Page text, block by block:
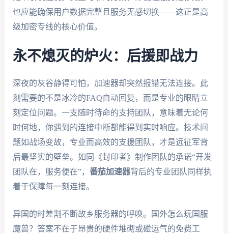
也应能确保用户数据完整且服务无感切换——这正是高
级加密专线的核心价值。
永不熄灭的炉火：后援即战力
深夜的灰谷静得可怕，加速器却突然报错无法连接。此
刻需要的不是冰冷的FAQ自动回复，而是专业的眼睛立
刻定位问题。一支随时待命的支持团队，意味着无论何
时何地，你遇到的连接中断都能得到实时响应。技术问
题如战场变故，专业而高效的支援团队，才是远征军背
后最坚实的壁垒。如同《封印者》制作团队的承诺“开发
团队在，服务便在”， 番茄加速器背后的专业团队同样执
着于保障每一刻连接。
异国的时差割不断故乡服务器的呼唤。国外怎么玩国服
魔兽？答案不在于昂贵的硬件堆砌或碰运气的免费工